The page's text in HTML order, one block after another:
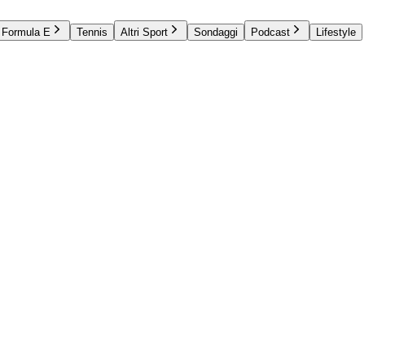
Formula E Tennis Altri Sport Sondaggi Podcast
Lifestyle